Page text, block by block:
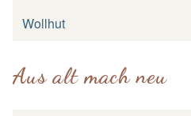
Wollhut
Aus alt mach neu